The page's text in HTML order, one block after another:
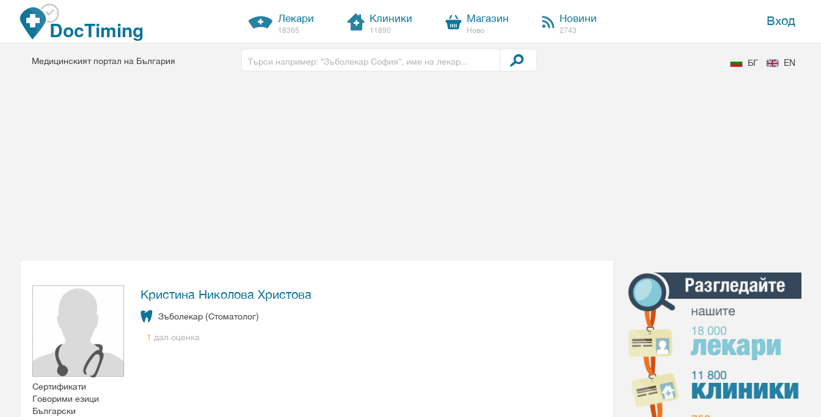
Премини към основното съдържание
DocTiming Лекари
18365
Клиники
11890
Магазин
Ново
Новини
2743
Вход
Медицинският портал на България БГ EN
Кристина Николова Христова
Зъболекар (Стоматолог)
1 дал оценка
Сертификати
Говорими езици
Български